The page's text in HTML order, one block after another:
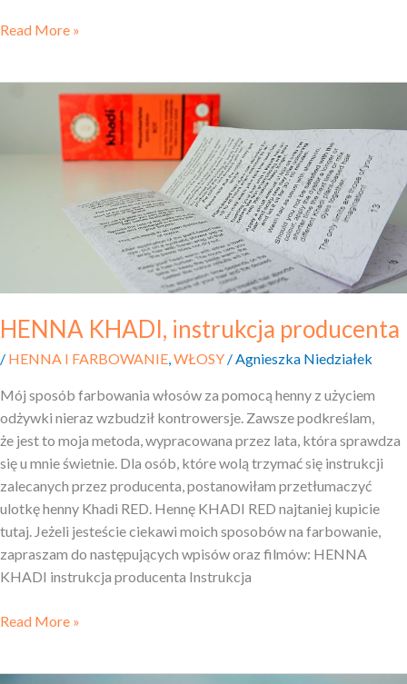
Read More »
HENNA KHADI, instrukcja producenta
/ HENNA I FARBOWANIE,WŁOSY /Agnieszka Niedziałek
Mój sposób farbowania włosów za pomocą henny z użyciem
odżywki nieraz wzbudził kontrowersje. Zawsze podkreślam,
że jest to moja metoda, wypracowana przez lata, która sprawdza
się u mnie świetnie. Dla osób, które wolą trzymać się instrukcji
zalecanych przez producenta, postanowiłam przetłumaczyć
ulotkę henny Khadi RED. Hennę KHADI RED najtaniej kupicie
tutaj. Jeżeli jesteście ciekawi moich sposobów na farbowanie,
zapraszam do następujących wpisów oraz filmów: HENNA
KHADI instrukcja producenta Instrukcja
producenta
Read More »